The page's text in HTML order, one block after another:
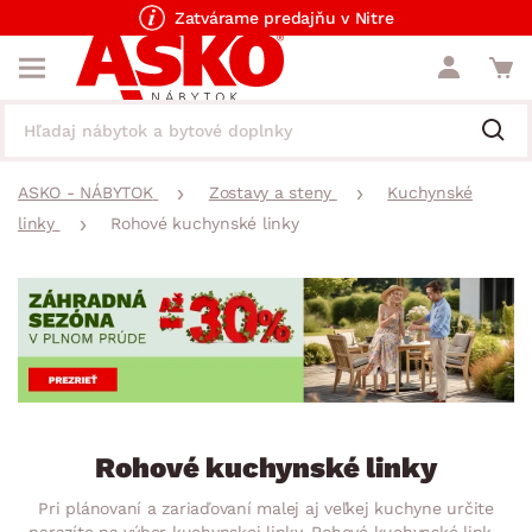
Zatvárame predajňu v Nitre
ASKO - NÁBYTOK Zostavy a steny
Kuchynské
linky
Rohové kuchynské linky
Rohové kuchynské linky
Pri plánovaní a zariaďovaní malej aj veľkej kuchyne určite